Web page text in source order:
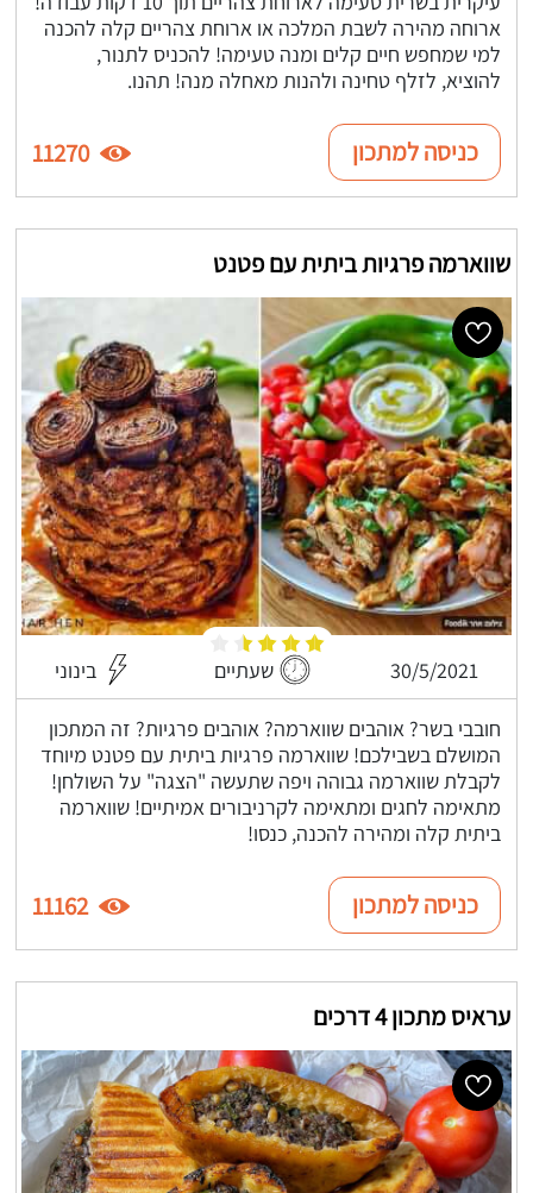
ארוחה מהירה לשבת המלכה או ארוחת צהריים קלה להכנה
למי שמחפש חיים קלים ומנה טעימה! להכניס לתנור,
להוציא, לזלף טחינה ולהנות מאחלה מנה! תהנו.
כניסה למתכון 11270
שווארמה פרגיות ביתית עם פטנט
30/5/2021 שעתיים בינוני
חובבי בשר? אוהבים שווארמה? אוהבים פרגיות? זה המתכון
המושלם בשבילכם! שווארמה פרגיות ביתית עם פטנט מיוחד
לקבלת שווארמה גבוהה ויפה שתעשה "הצגה" על השולחן!
מתאימה לחגים ומתאימה לקרניבורים אמיתיים! שווארמה
ביתית קלה ומהירה להכנה, כנסו!
כניסה למתכון 11162
עראיס מתכון 4 דרכים